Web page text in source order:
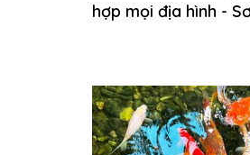
hợp mọi địa hình -